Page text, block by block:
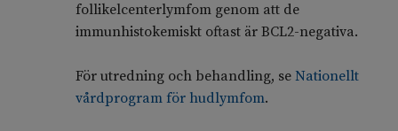
follikelcenterlymfom genom att de
immunhistokemiskt oftast är BCL2-negativa.
För utredning och behandling, se Nationellt
vårdprogram för hudlymfom.